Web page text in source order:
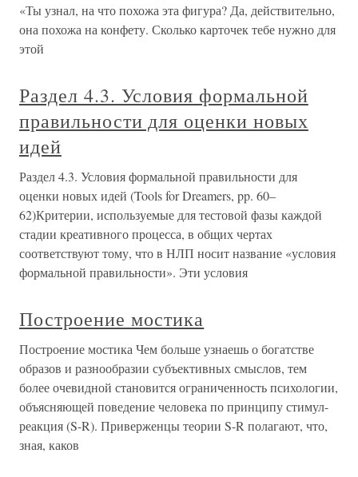
«Ты узнал, на что похожа эта фигура? Да, действительно,
она похожа на конфету. Сколько карточек тебе нужно для
этой
Раздел 4.3. Условия формальной
правильности для оценки новых
идей
Раздел 4.3. Условия формальной правильности для
оценки новых идей (Tools for Dreamers, pp. 60–
62)Критерии, используемые для тестовой фазы каждой
стадии креативного процесса, в общих чертах
соответствуют тому, что в НЛП носит название «условия
формальной правильности». Эти условия
Построение мостика
Построение мостика Чем больше узнаешь о богатстве
образов и разнообразии субъективных смыслов, тем
более очевидной становится ограниченность психологии,
объясняющей поведение человека по принципу стимул-
реакция (S-R). Приверженцы теории S-R полагают, что,
зная, каков